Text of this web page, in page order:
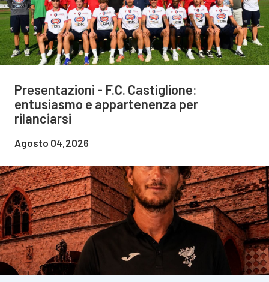
Presentazioni - F.C. Castiglione:
entusiasmo e appartenenza per
rilanciarsi
Agosto 04,2026